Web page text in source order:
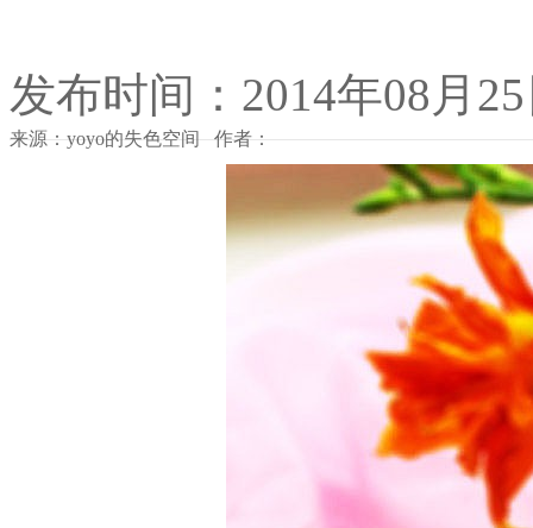
发布时间：2014年08月
来源：yoyo的失色空间 作者：